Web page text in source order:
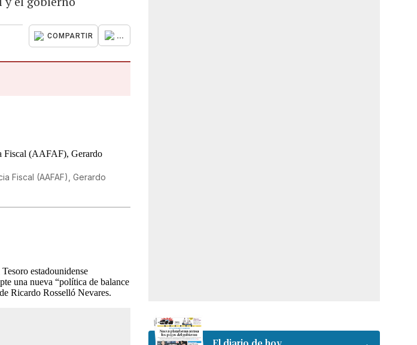
COMPARTIR ...
Fiscal (AAFAF), Gerardo
estadounidense
una nueva “política de balance
Ricardo Rosselló Nevares.